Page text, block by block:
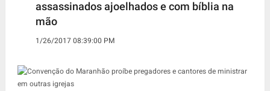
assassinados ajoelhados e com bíblia na
mão
1/26/2017 08:39:00 PM